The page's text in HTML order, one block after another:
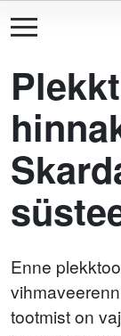
Enne
tootmist on